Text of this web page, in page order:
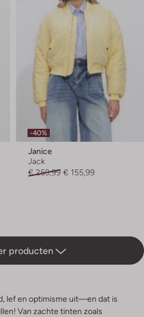
-40%
Janice
Jack
€ 259,99 € 155,99
producten
lef en optimisme uit—en dat is
Van zachte tinten zoals